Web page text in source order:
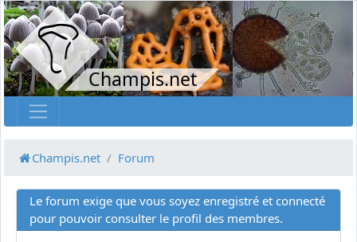
Champis.net
Champis.net Forum
Le forum exige que vous soyez enregistré et connecté
pour pouvoir consulter le profil des membres.